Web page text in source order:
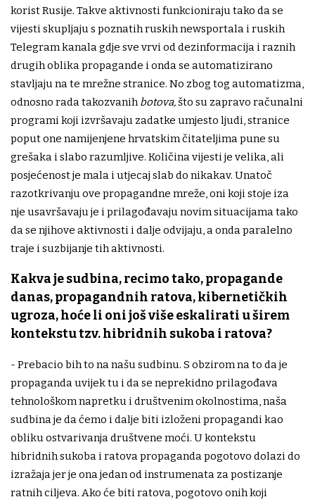
korist Rusije. Takve aktivnosti funkcioniraju tako da se
vijesti skupljaju s poznatih ruskih newsportala i ruskih
Telegram kanala gdje sve vrvi od dezinformacija i raznih
drugih oblika propagande i onda se automatizirano
stavljaju na te mrežne stranice. No zbog tog automatizma,
odnosno rada takozvanihbotova,što su zapravo računalni
programi koji izvršavaju zadatke umjesto ljudi, stranice
poput one namijenjene hrvatskim čitateljima pune su
grešaka i slabo razumljive. Količina vijesti je velika, ali
posjećenost je mala i utjecaj slab do nikakav. Unatoč
razotkrivanju ove propagandne mreže, oni koji stoje iza
nje usavršavaju je i prilagođavaju novim situacijama tako
da se njihove aktivnosti i dalje odvijaju, a onda paralelno
traje i suzbijanje tih aktivnosti.
Kakva je sudbina, recimo tako, propagande
danas, propagandnih ratova, kibernetičkih
ugroza, hoće li oni još više eskalirati u širem
kontekstu tzv. hibridnih sukoba i ratova?
- Prebacio bih to na našu sudbinu. S obzirom na to da je
propaganda uvijek tu i da se neprekidno prilagođava
tehnološkom napretku i društvenim okolnostima, naša
sudbina je da ćemo i dalje biti izloženi propagandi kao
obliku ostvarivanja društvene moći. U kontekstu
hibridnih sukoba i ratova propaganda pogotovo dolazi do
izražaja jer je ona jedan od instrumenata za postizanje
ratnih ciljeva. Ako će biti ratova, pogotovo onih koji